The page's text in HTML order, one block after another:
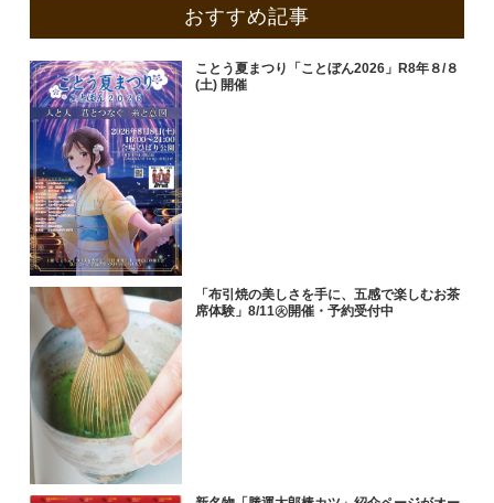
おすすめ記事
ことう夏まつり「ことぼん2026」R8年８/８
(土) 開催
「布引焼の美しさを手に、五感で楽しむお茶
席体験」8/11㊋開催・予約受付中